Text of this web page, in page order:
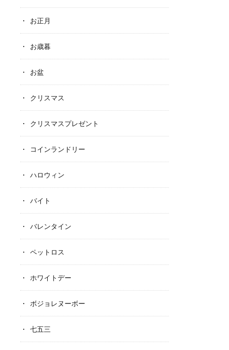
お正月
お歳暮
お盆
クリスマス
クリスマスプレゼント
コインランドリー
ハロウィン
バイト
バレンタイン
ペットロス
ホワイトデー
ボジョレヌーボー
七五三